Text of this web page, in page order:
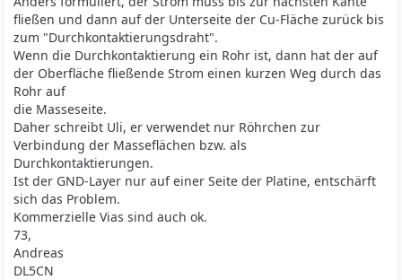
fließen und dann auf der Unterseite der Cu-Fläche zurück bis
zum "Durchkontaktierungsdraht".
Wenn die Durchkontaktierung ein Rohr ist, dann hat der auf
der Oberfläche fließende Strom einen kurzen Weg durch das
Rohr auf
die Masseseite.
Daher schreibt Uli, er verwendet nur Röhrchen zur
Verbindung der Masseflächen bzw. als
Durchkontaktierungen.
Ist der GND-Layer nur auf einer Seite der Platine, entschärft
sich das Problem.
Kommerzielle Vias sind auch ok.
73,
Andreas
DL5CN